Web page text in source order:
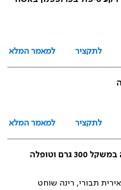
לתקציר
למאמר המלא
לתקציר
למאמר המלא
הישרדות תינוקת שנולדה במשקל 300 גרם וטופלה
תבורי, רינה שוחט